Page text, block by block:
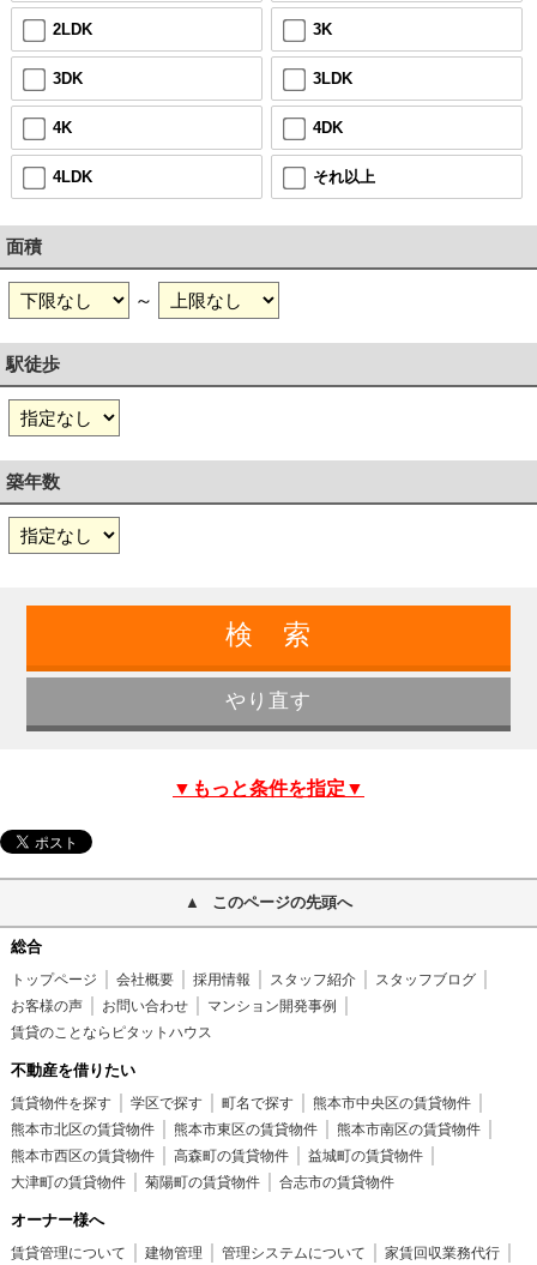
2LDK 3K
3DK 3LDK
4K 4DK
4LDK それ以上
面積
～
駅徒歩
築年数
▼もっと条件を指定▼
このページの先頭へ
総合
トップページ 会社概要 採用情報 スタッフ紹介
スタッフブログ
お客様の声
お問い合わせ
マンション開発事例
賃貸のことならピタットハウス
不動産を借りたい
賃貸物件を探す 学区で探す 町名で探す
熊本市中央区の賃貸物件
熊本市北区の賃貸物件
熊本市東区の賃貸物件
熊本市南区の賃貸物件
熊本市西区の賃貸物件
高森町の賃貸物件
益城町の賃貸物件
大津町の賃貸物件
菊陽町の賃貸物件 合志市の賃貸物件
オーナー様へ
賃貸管理について 建物管理 管理システムについて
家賃回収業務代行